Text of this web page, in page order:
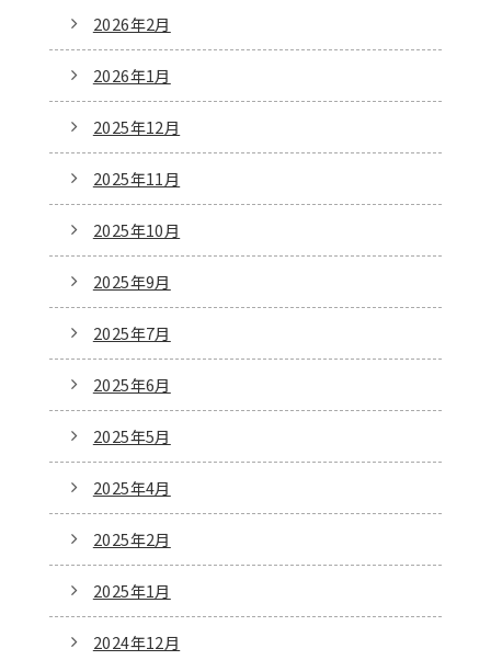
2026年2月
2026年1月
2025年12月
2025年11月
2025年10月
2025年9月
2025年7月
2025年6月
2025年5月
2025年4月
2025年2月
2025年1月
2024年12月